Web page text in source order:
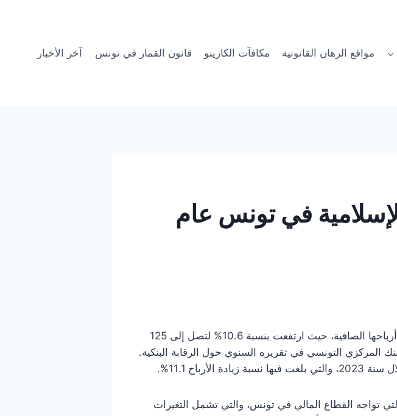
مواقع الرهان القانونية مكافآت الكازينو قانون القمار في تونس آخر الأخبار
الإسلامية في تونس عام
شهدت البنوك الإسلامية في تونس خلال عام 2024 نمواً ملحوظاً في أرباحها الصافية، حيث ارتفعت بنسبة 10.6% لتصل إلى 125
المركزي التونسي في تقريره السنوي حول الرقابة البنكية.
11.1%.
تواجه القطاع المالي في تونس، والتي تشمل التغيرات